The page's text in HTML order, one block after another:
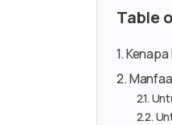
Table